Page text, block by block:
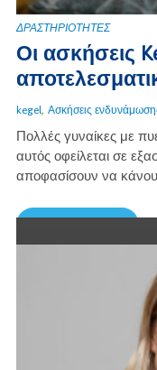
ΔΡΑΣΤΗΡΙΟΤΗΤΕΣ
Οι ασκήσεις
kegel, Ασκήσεις
Πολλές γυναίκες με
αυτός οφείλεται σε
αποφασίσουν να